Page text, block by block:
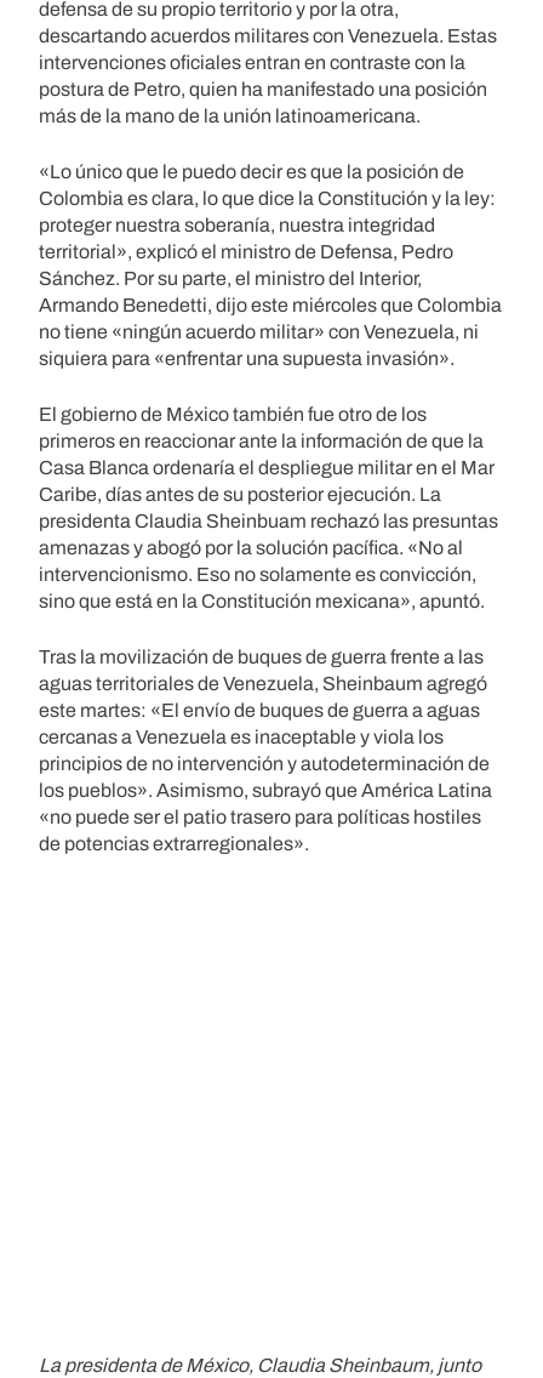
defensa de su propio territorio y por la otra,
descartando acuerdos militares con Venezuela. Estas
intervenciones oficiales entran en contraste con la
postura de Petro, quien ha manifestado una posición
más de la mano de la unión latinoamericana.
«Lo único que le puedo decir es que la posición de
Colombia es clara, lo que dice la Constitución y la ley:
proteger nuestra soberanía, nuestra integridad
territorial», explicó el ministro de Defensa, Pedro
Sánchez. Por su parte, el ministro del Interior,
Armando Benedetti, dijo este miércoles que Colombia
no tiene «ningún acuerdo militar» con Venezuela, ni
siquiera para «enfrentar una supuesta invasión».
El gobierno de México también fue otro de los
primeros en reaccionar ante la información de que la
Casa Blanca ordenaría el despliegue militar en el Mar
Caribe, días antes de su posterior ejecución. La
presidenta Claudia Sheinbuam rechazó las presuntas
amenazas y abogó por la solución pacífica. «No al
intervencionismo. Eso no solamente es convicción,
sino que está en la Constitución mexicana», apuntó.
Tras la movilización de buques de guerra frente a las
aguas territoriales de Venezuela, Sheinbaum agregó
este martes: «El envío de buques de guerra a aguas
cercanas a Venezuela es inaceptable y viola los
principios de no intervención y autodeterminación de
los pueblos». Asimismo, subrayó que América Latina
«no puede ser el patio trasero para políticas hostiles
de potencias extrarregionales».
La presidenta de México, Claudia Sheinbaum, junto